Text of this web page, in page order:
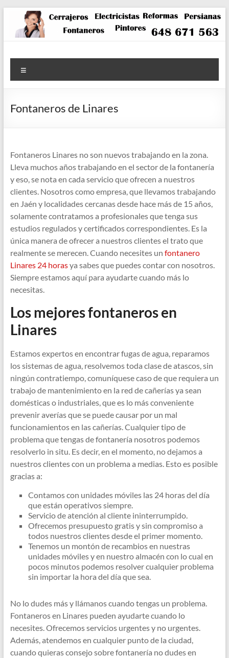
contenido
Fontaneros de Linares
Fontaneros Linares no son nuevos trabajando en la zona.
Lleva muchos años trabajando en el sector de la fontanería
y eso, se nota en cada servicio que ofrecen a nuestros
clientes. Nosotros como empresa, que llevamos trabajando
en Jaén y localidades cercanas desde hace más de 15 años,
solamente contratamos a profesionales que tenga sus
estudios regulados y certificados correspondientes. Es la
única manera de ofrecer a nuestros clientes el trato que
realmente se merecen. Cuando necesites un fontanero
Linares 24 horasya sabes que puedes contar con nosotros.
Siempre estamos aquí para ayudarte cuando más lo
necesitas.
Los mejores fontaneros en
Linares
Estamos expertos en encontrar fugas de agua, reparamos
los sistemas de agua, resolvemos toda clase de atascos, sin
ningún contratiempo, comuníquese caso de que requiera un
trabajo de mantenimiento en la red de cañerías ya sean
domésticas o industriales, que es lo más conveniente
prevenir averías que se puede causar por un mal
funcionamientos en las cañerías. Cualquier tipo de
problema que tengas de fontanería nosotros podemos
resolverlo in situ. Es decir, en el momento, no dejamos a
nuestros clientes con un problema a medias. Esto es posible
gracias a:
Contamos con unidades móviles las 24 horas del día
que están operativos siempre.
Servicio de atención al cliente ininterrumpido.
Ofrecemos presupuesto gratis y sin compromiso a
todos nuestros clientes desde el primer momento.
Tenemos un montón de recambios en nuestras
unidades móviles y en nuestro almacén con lo cual en
pocos minutos podemos resolver cualquier problema
sin importar la hora del día que sea.
No lo dudes más y llámanos cuando tengas un problema.
Fontaneros en Linares pueden ayudarte cuando lo
necesites. Ofrecemos servicios urgentes y no urgentes.
Además, atendemos en cualquier punto de la ciudad,
cuando quieras consejo sobre fontanería no dudes en